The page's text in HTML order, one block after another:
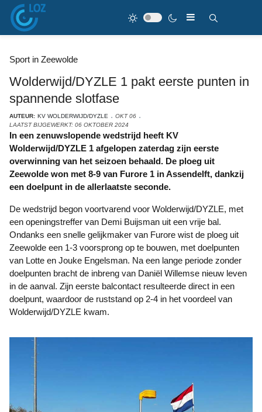
Sport in Zeewolde
Wolderwijd/DYZLE 1 pakt eerste punten in
spannende slotfase
AUTEUR: KV WOLDERWIJD/DYZLE
OKT 06
LAATST BIJGEWERKT: 06 OKTOBER 2024
In een zenuwslopende wedstrijd heeft KV
Wolderwijd/DYZLE 1 afgelopen zaterdag zijn eerste
overwinning van het seizoen behaald. De ploeg uit
Zeewolde won met 8-9 van Furore 1 in Assendelft, dankzij
een doelpunt in de allerlaatste seconde.
De wedstrijd begon voortvarend voor Wolderwijd/DYZLE, met
een openingstreffer van Demi Buijsman uit een vrije bal.
Ondanks een snelle gelijkmaker van Furore wist de ploeg uit
Zeewolde een 1-3 voorsprong op te bouwen, met doelpunten
van Lotte en Jouke Engelsman. Na een lange periode zonder
doelpunten bracht de inbreng van Daniël Willemse nieuw leven
in de aanval. Zijn eerste balcontact resulteerde direct in een
doelpunt, waardoor de ruststand op 2-4 in het voordeel van
Wolderwijd/DYZLE kwam.